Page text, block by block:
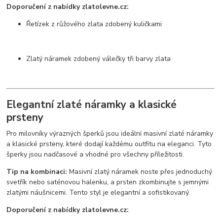
Doporučení z nabídky zlatolevne.cz:
Řetízek z růžového zlata zdobený kuličkami
Zlatý náramek zdobený válečky tři barvy zlata
Elegantní zlaté náramky a klasické
prsteny
Pro milovníky výrazných šperků jsou ideální masivní zlaté náramky
a klasické prsteny, které dodají každému outfitu na eleganci. Tyto
šperky jsou nadčasové a vhodné pro všechny příležitosti.
Tip na kombinaci: Masivní zlatý náramek noste přes jednoduchý
svetřík nebo saténovou halenku, a prsten zkombinujte s jemnými
zlatými náušnicemi. Tento styl je elegantní a sofistikovaný.
Doporučení z nabídky zlatolevne.cz: